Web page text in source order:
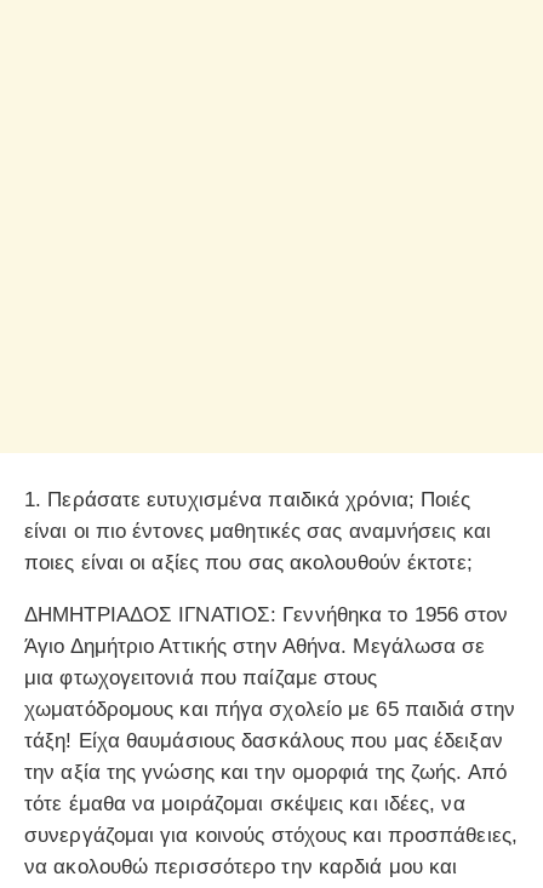
1. Περάσατε ευτυχισμένα παιδικά χρόνια; Ποιές
είναι οι πιο έντονες μαθητικές σας αναμνήσεις και
ποιες είναι οι αξίες που σας ακολουθούν έκτοτε;
ΔΗΜΗΤΡΙΑΔΟΣ ΙΓΝΑΤΙΟΣ: Γεννήθηκα το 1956 στον
Άγιο Δημήτριο Αττικής στην Αθήνα. Μεγάλωσα σε
μια φτωχογειτονιά που παίζαμε στους
χωματόδρομους και πήγα σχολείο με 65 παιδιά στην
τάξη! Είχα θαυμάσιους δασκάλους που μας έδειξαν
την αξία της γνώσης και την ομορφιά της ζωής. Από
τότε έμαθα να μοιράζομαι σκέψεις και ιδέες, να
συνεργάζομαι για κοινούς στόχους και προσπάθειες,
να ακολουθώ περισσότερο την καρδιά μου και